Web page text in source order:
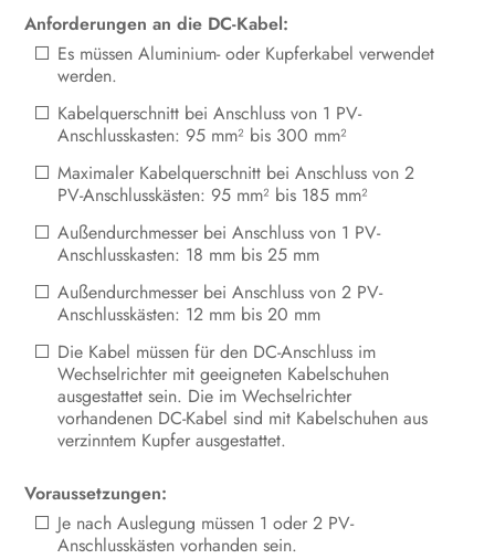
Anforderungen an die DC-Kabel:
Es müssen Aluminium- oder Kupferkabel verwendet
werden.
Kabelquerschnitt bei Anschluss von 1 PV-
Anschlusskasten: 95 mm² bis 300 mm²
Maximaler Kabelquerschnitt bei Anschluss von 2
PV-Anschlusskästen: 95 mm² bis 185 mm²
Außendurchmesser bei Anschluss von 1 PV-
Anschlusskasten: 18 mm bis 25 mm
Außendurchmesser bei Anschluss von 2 PV-
Anschlusskästen: 12 mm bis 20 mm
Die Kabel müssen für den DC-Anschluss im
Wechselrichter mit geeigneten Kabelschuhen
ausgestattet sein. Die im Wechselrichter
vorhandenen DC-Kabel sind mit Kabelschuhen aus
verzinntem Kupfer ausgestattet.
Voraussetzungen:
Je nach Auslegung müssen 1 oder 2 PV-
Anschlusskästen vorhanden sein.
Wechselrichter außer Betrieb
nehmen
Vorgehen bei Erhalt eines
Austauschgeräts
Technische Daten
Kontakt
EU-Konformitätserklärung